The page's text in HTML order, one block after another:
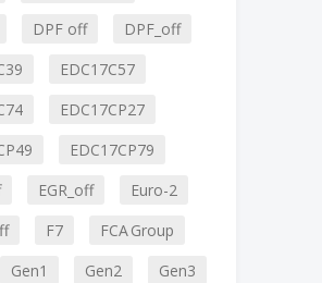
DPF off
DPF_off
EDC17C57
EDC17CP27
EDC17CP79
EGR_off
Euro-2
F7
FCA Group
Gen1 Gen2
Gen3